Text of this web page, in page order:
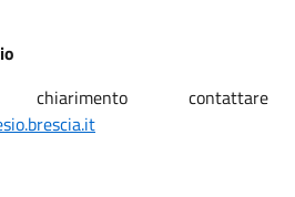
contattare